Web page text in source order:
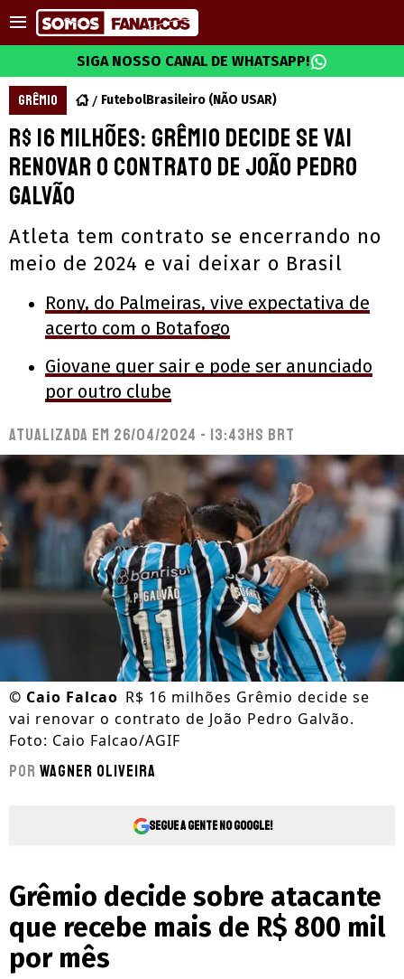
SIGA NOSSO CANAL DE WHATSAPP!
GRÊMIO FutebolBrasileiro (NÃO USAR)
R$ 16 milhões: Grêmio decide se vai
renovar o contrato de João Pedro
Galvão
Atleta tem contrato se encerrando no
meio de 2024 e vai deixar o Brasil
Rony, do Palmeiras, vive expectativa de
acerto com o Botafogo
Giovane quer sair e pode ser anunciado
por outro clube
Atualizada em 26/04/2024 - 13:43hs BRT
© Caio Falcao R$ 16 milhões Grêmio decide se
vai renovar o contrato de João Pedro Galvão.
Foto: Caio Falcao/AGIF
Por Wagner Oliveira
Segue a gente no Google!
Grêmio decide sobre atacante
que recebe mais de R$ 800 mil
por mês